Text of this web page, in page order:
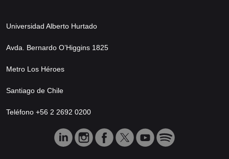
Universidad Alberto Hurtado
Avda. Bernardo O’Higgins 1825
Metro Los Héroes
Santiago de Chile
Teléfono +56 2 2692 0200